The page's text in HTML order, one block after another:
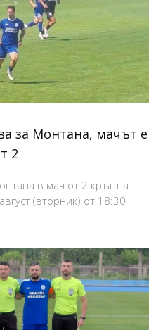
за Монтана, мачът е
2
в мач от 2 кръг на
(вторник) от 18:30